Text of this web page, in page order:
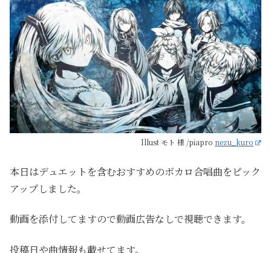
Illust モト 様 /piapro nezu_kuro
本日はデュエットを含むおすすめのボカロ合唱曲をピック
アップしました。
動画を添付してますので動画広告なしで視聴できます。
投稿日や曲情報も載せてます。